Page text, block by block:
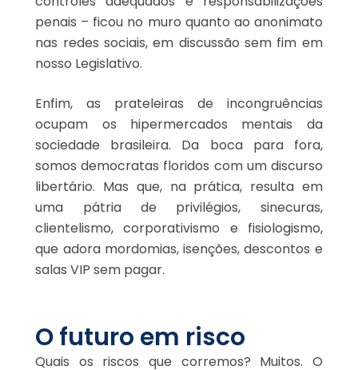
penais – ficou no muro quanto ao anonimato
nas redes sociais, em discussão sem fim em
nosso Legislativo.
Enfim, as prateleiras de incongruências
ocupam os hipermercados mentais da
sociedade brasileira. Da boca para fora,
somos democratas floridos com um discurso
libertário. Mas que, na prática, resulta em
uma pátria de privilégios, sinecuras,
clientelismo, corporativismo e fisiologismo,
que adora mordomias, isenções, descontos e
salas VIP sem pagar.
O futuro em risco
Quais os riscos que corremos? Muitos. O